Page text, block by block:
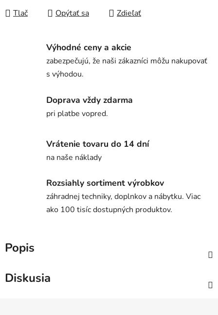
Tlač Opýtať sa Zdieľať
Výhodné ceny a akcie
zabezpečujú, že naši zákazníci môžu nakupovať
s výhodou.
Doprava vždy zdarma
pri platbe vopred.
Vrátenie tovaru do 14 dní
na naše náklady
Rozsiahly sortiment výrobkov
záhradnej techniky, doplnkov a nábytku. Viac
ako 100 tisíc dostupných produktov.
Popis
Diskusia